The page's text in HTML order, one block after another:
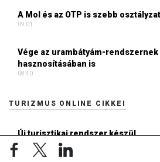
A Mol és az OTP is szebb
09:01
Vége az urambátyám-
hasznosításában is
08:40
TURIZMUS ONLINE CIKKEI
Új turisztikai rendszer készül
06:35